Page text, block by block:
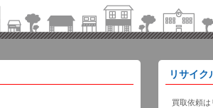
リサイク
買取依頼は